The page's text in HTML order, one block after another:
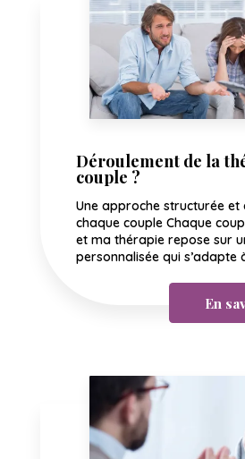
Déroulement de la
couple ?
Une approche structurée
chaque couple Chaque
et ma thérapie repose sur
personnalisée qui s’adapte
En